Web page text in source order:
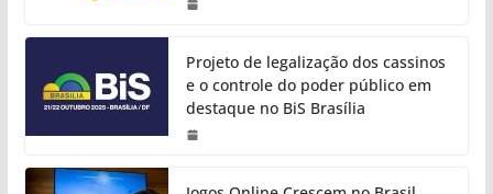
Projeto de legalização dos cassinos
e o controle do poder público em
destaque no BiS Brasília